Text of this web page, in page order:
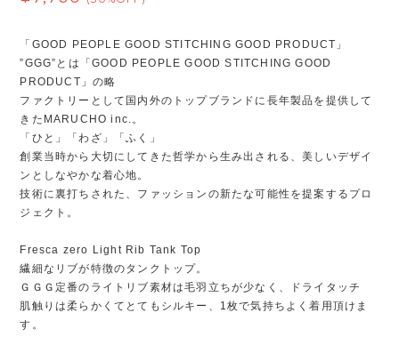
「GOOD PEOPLE GOOD STITCHING GOOD PRODUCT」
”GGG”とは「GOOD PEOPLE GOOD STITCHING GOOD
PRODUCT」の略
ファクトリーとして国内外のトップブランドに長年製品を提供して
きたMARUCHO inc.。
「ひと」「わざ」「ふく」
創業当時から大切にしてきた哲学から生み出される、美しいデザイ
ンとしなやかな着心地。
技術に裏打ちされた、ファッションの新たな可能性を提案するプロ
ジェクト。
Fresca zero Light Rib Tank Top
繊細なリブが特徴のタンクトップ。
ＧＧＧ定番のライトリブ素材は毛羽立ちが少なく、ドライタッチ
肌触りは柔らかくてとてもシルキー、1枚で気持ちよく着用頂けま
す。